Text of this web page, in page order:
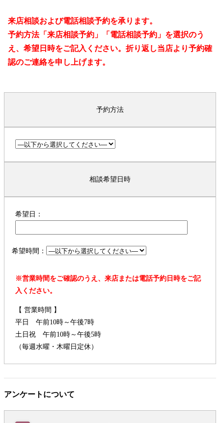
来店相談および電話相談予約を承ります。
予約方法「来店相談予約」「電話相談予約」を選択のう
え、希望日時をご記入ください。折り返し当店より予約確
認のご連絡を申し上げます。
予約方法
相談希望日時
希望日：
希望時間：
※営業時間をご確認のうえ、来店または電話予約日時をご記
入ください。
【 営業時間 】
平日 午前10時～午後7時
土日祝 午前10時～午後5時
（毎週水曜・木曜日定休）
アンケートについて